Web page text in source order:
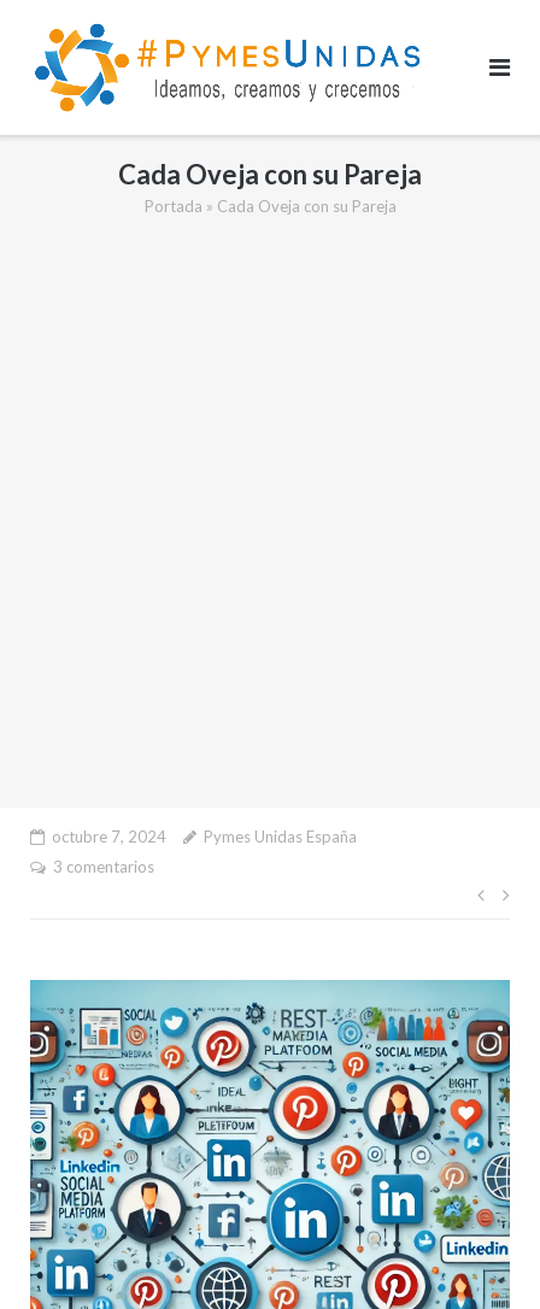
contenido
Cada Oveja con su Pareja
Portada » Cada Oveja con su Pareja
octubre 7, 2024
Pymes Unidas España
3 comentarios